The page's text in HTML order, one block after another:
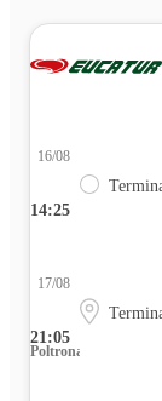
14:25
16/08
21:05
17/08
Poltrona